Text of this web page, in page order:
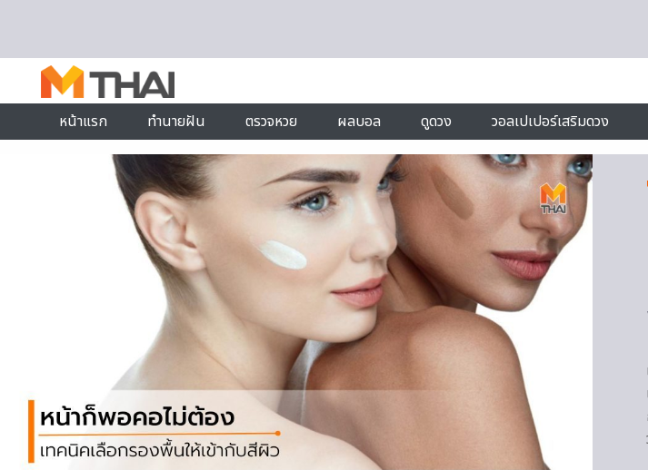
หน้าแรก
ทำนายฝัน ตรวจหวย ผลบอล ดูดวง วอลเปเปอร์เสริมดวง